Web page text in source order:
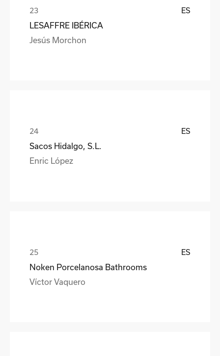
ES
LESAFFRE IBÉRICA
Jesús Morchon
ES
Sacos Hidalgo, S.L.
Enric López
ES
Noken Porcelanosa Bathrooms
Víctor Vaquero